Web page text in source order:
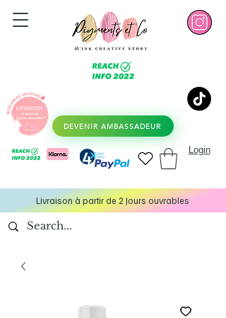
DEVENIR AMBASSADEUR
Login
Livraison à partir de 2 Jours ouvrables